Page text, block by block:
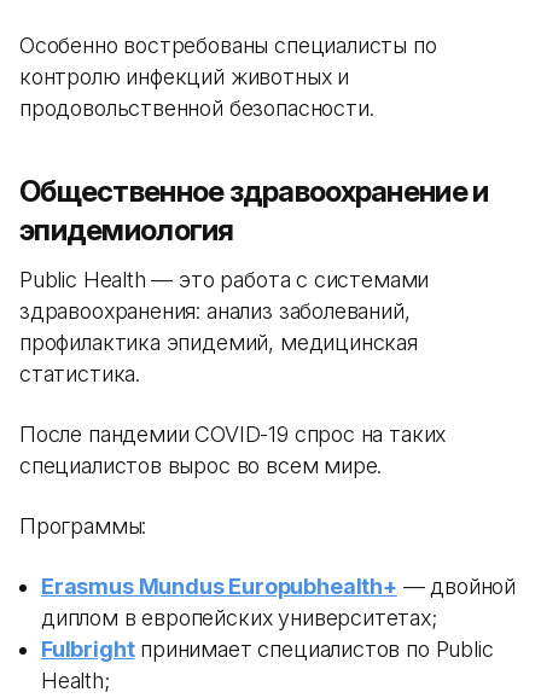
Особенно востребованы специалисты по
контролю инфекций животных и
продовольственной безопасности.
Общественное здравоохранение и
эпидемиология
Public Health — это работа с системами
здравоохранения: анализ заболеваний,
профилактика эпидемий, медицинская
статистика.
После пандемии COVID-19 спрос на таких
специалистов вырос во всем мире.
Программы:
Erasmus Mundus Europubhealth+ — двойной
диплом в европейских университетах;
Fulbrightпринимает специалистов по Public
Health;